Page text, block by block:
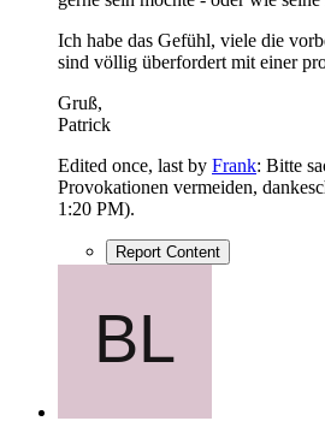
Ich habe das Gefühl, viele die
sind völlig überfordert mit einer
Gruß,
Patrick
Edited once, last by Frank: Bitte
Provokationen vermeiden,
1:20 PM).
Report Content